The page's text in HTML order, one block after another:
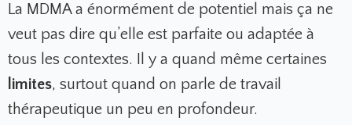
La MDMA a énormément de potentiel mais ça ne
veut pas dire qu’elle est parfaite ou adaptée à
tous les contextes. Il y a quand même certaines
limites, surtout quand on parle de travail
thérapeutique un peu en profondeur.